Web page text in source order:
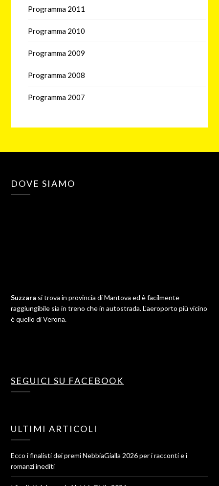
Programma 2011
Programma 2010
Programma 2009
Programma 2008
Programma 2007
DOVE SIAMO
Suzzara si trova in provincia di Mantova ed è facilmente
raggiungibile sia in treno che in autostrada. L'aeroporto più vicino
è quello di Verona.
SEGUICI SU FACEBOOK
ULTIMI ARTICOLI
Ecco i finalisti dei premi NebbiaGialla 2026 per i racconti e i
romanzi inediti